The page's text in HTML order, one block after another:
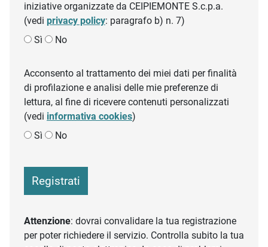
iniziative organizzate da CEIPIEMONTE S.c.p.a.
(vedi privacy policy: paragrafo b) n. 7)
Sì
No
Acconsento al trattamento dei miei dati per finalità
di profilazione e analisi delle mie preferenze di
lettura, al fine di ricevere contenuti personalizzati
(vedi informativa cookies)
Sì
No
Registrati
Attenzione: dovrai convalidare la tua registrazione
per poter richiedere il servizio. Controlla subito la tua